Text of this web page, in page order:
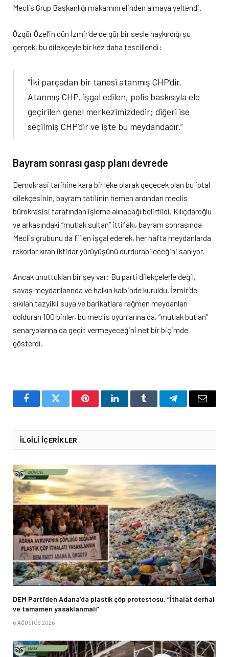
Meclis Grup Başkanlığı makamını elinden almaya yeltendi.
Özgür Özel’in dün İzmir’de de gür bir sesle haykırdığı şu
gerçek, bu dilekçeyle bir kez daha tescillendi:
“İki parçadan bir tanesi atanmış CHP’dir.
Atanmış CHP, işgal edilen, polis baskısıyla ele
geçirilen genel merkezimizdedir; diğeri ise
seçilmiş CHP’dir ve işte bu meydandadır.”
Bayram sonrası gasp planı devrede
Demokrasi tarihine kara bir leke olarak geçecek olan bu iptal
dilekçesinin, bayram tatilinin hemen ardından meclis
bürokrasisi tarafından işleme alınacağı belirtildi. Kılıçdaroğlu
ve arkasındaki “mutlak sultan” ittifakı, bayram sonrasında
Meclis grubunu da fiilen işgal ederek, her hafta meydanlarda
rekorlar kıran iktidar yürüyüşünü durdurabileceğini sanıyor.
Ancak unuttukları bir şey var: Bu parti dilekçelerle değil,
savaş meydanlarında ve halkın kalbinde kuruldu. İzmir’de
sıkılan tazyikli suya ve barikatlara rağmen meydanları
dolduran 100 binler, bu meclis oyunlarına da, “mutlak butlan”
senaryolarına da geçit vermeyeceğini net bir biçimde
gösterdi.
FacebookTwitter PinterestLinkedInTumblr TelegramEmail
İLGILI İÇERIKLER
DEM Parti’den Adana’da plastik çöp protestosu: “İthalat derhal
ve tamamen yasaklanmalı”
6 AĞUSTOS 2026